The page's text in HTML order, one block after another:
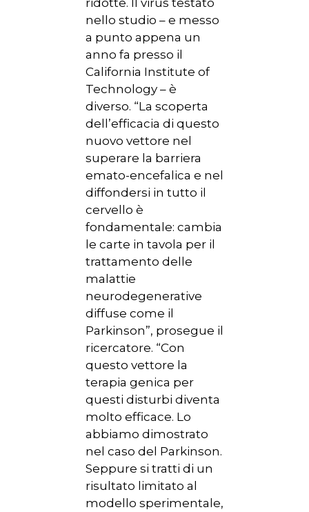
nello studio – e messo
a punto appena un
anno fa presso il
California Institute of
Technology – è
diverso. “La scoperta
dell’efficacia di questo
nuovo vettore nel
superare la barriera
emato-encefalica e nel
diffondersi in tutto il
cervello è
fondamentale: cambia
le carte in tavola per il
trattamento delle
malattie
neurodegenerative
diffuse come il
Parkinson”, prosegue il
ricercatore. “Con
questo vettore la
terapia genica per
questi disturbi diventa
molto efficace. Lo
abbiamo dimostrato
nel caso del Parkinson.
Seppure si tratti di un
risultato limitato al
modello sperimentale,
HOME
CHI SIAMO
NEWS
ANIMALE
NORMATIVA
CONTATTI